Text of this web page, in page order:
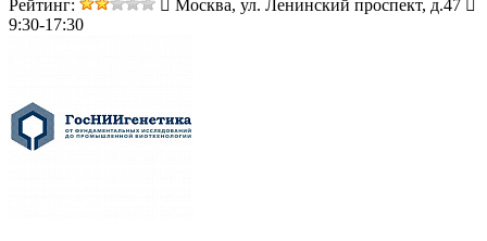
Рейтинг:
Москва, ул. Ленинский проспект, д.47
9:30-17:30